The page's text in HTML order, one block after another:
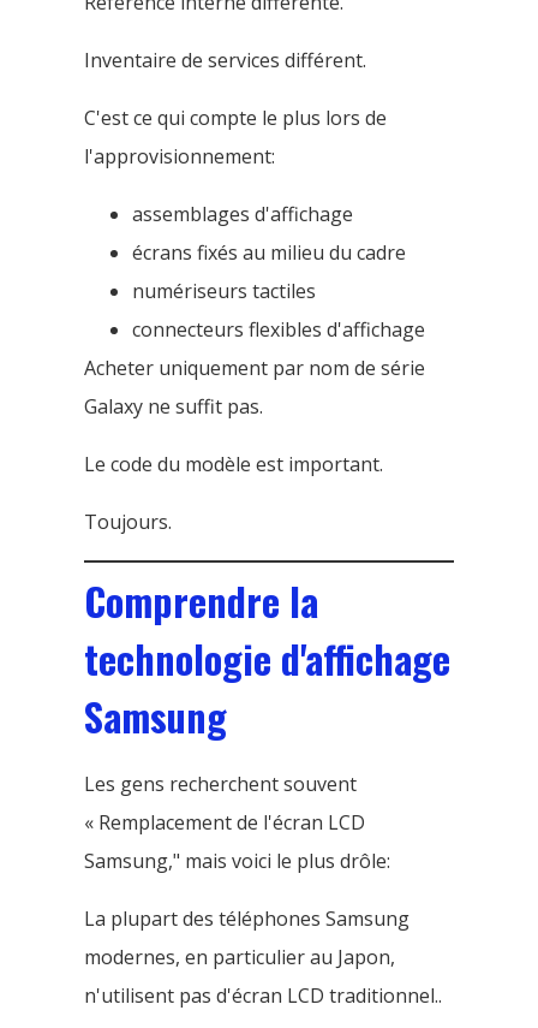
Inventaire de services différent.
C'est ce qui compte le plus lors de
l'approvisionnement:
assemblages d'affichage
écrans fixés au milieu du cadre
numériseurs tactiles
connecteurs flexibles d'affichage
Acheter uniquement par nom de série
Galaxy ne suffit pas.
Le code du modèle est important.
Toujours.
Comprendre la
technologie d'affichage
Samsung
Les gens recherchent souvent
« Remplacement de l'écran LCD
Samsung," mais voici le plus drôle:
La plupart des téléphones Samsung
modernes, en particulier au Japon,
n'utilisent pas d'écran LCD traditionnel..